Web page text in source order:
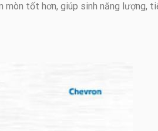
mòn tốt hơn, giúp sinh năng lượng,